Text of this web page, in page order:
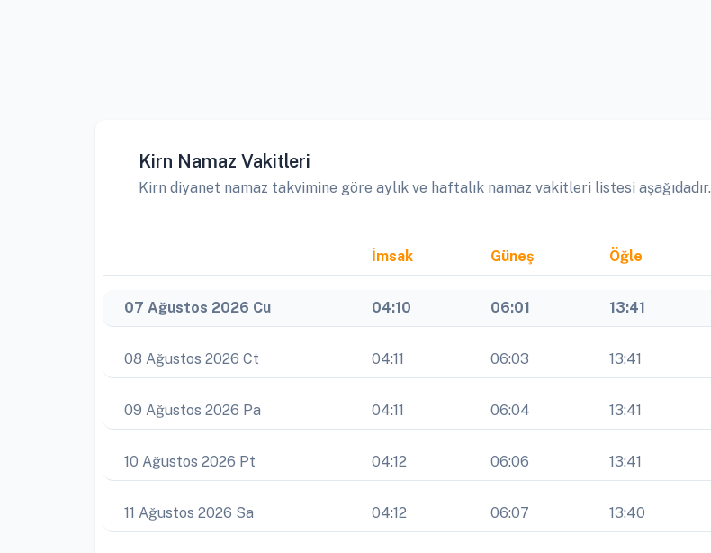
Kirn Namaz Vakitleri
Kirn diyanet namaz takvimine göre aylık ve haftalık namaz vakitleri listesi aşağıdadır.
İmsak Güneş Öğle
07 Ağustos 2026 Cu 04:10 06:01 13:41
08 Ağustos 2026 Ct 04:11 06:03 13:41
09 Ağustos 2026 Pa 04:11 06:04 13:41
10 Ağustos 2026 Pt 04:12 06:06 13:41
11 Ağustos 2026 Sa 04:12 06:07 13:40